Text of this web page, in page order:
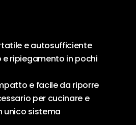
e autosufficiente
ripiegamento in pochi
e facile da riporre
per cucinare e
unico sistema